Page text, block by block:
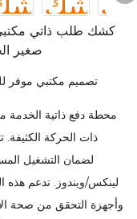
صغير
تصميم مكتبي موفر
محطة دفع ذاتية الخدمة
ذات الحركة
لضمان التشغيل
لينكس/ويندوز. تدعم هذه